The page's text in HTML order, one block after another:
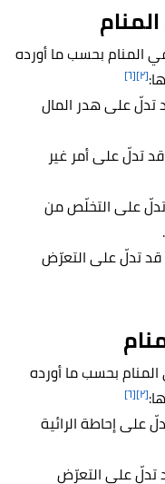
المنام بحسب ما أورده
[٢] [٦]
تدلّ على هدر المال
قد تدلّ على أمر غير
على التخلّص من
قد تدلّ على التعرّض
بحسب ما أورده
[٢] [٦]
على إحاطة الرائية
تدلّ على التعرّض